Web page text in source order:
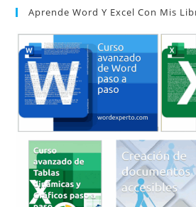
Aprende Word Y Excel Con Mis